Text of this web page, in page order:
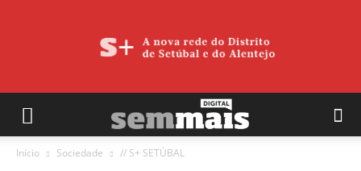
Início Sociedade // S+ SETÚBAL